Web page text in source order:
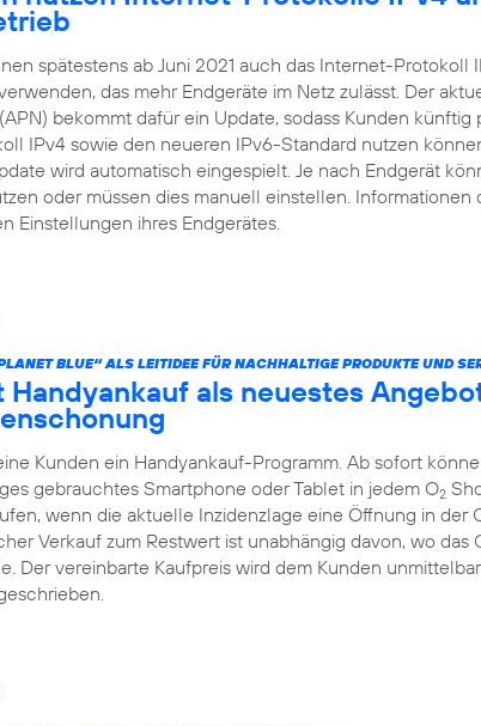
spätestens ab Juni 2021 auch das Internet-Protokoll
das mehr Endgeräte im Netz zulässt. Der
bekommt dafür ein Update, sodass Kunden künftig
IPv4 sowie den neueren IPv6-Standard nutzen
wird automatisch eingespielt. Je nach Endgerät
oder müssen dies manuell einstellen. Informationen
Einstellungen ihres Endgerätes.
BLUE“ ALS LEITIDEE FÜR NACHHALTIGE PRODUKTE UND
als neuestes
Kunden ein Handyankauf-Programm. Ab sofort
gebrauchtes Smartphone oder Tablet in jedem O2
wenn die aktuelle Inzidenzlage eine Öffnung in der
Verkauf zum Restwert ist unabhängig davon, wo das
Der vereinbarte Kaufpreis wird dem Kunden